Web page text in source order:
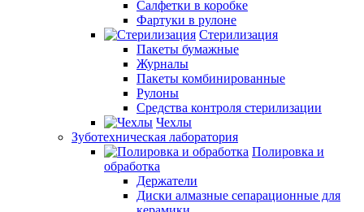
Салфетки в коробке
Фартуки в рулоне
Стерилизация
Пакеты бумажные
Журналы
Пакеты комбинированные
Рулоны
Средства контроля стерилизации
Чехлы
Зуботехническая лаборатория
Полировка и
обработка
Держатели
Диски алмазные сепарационные для